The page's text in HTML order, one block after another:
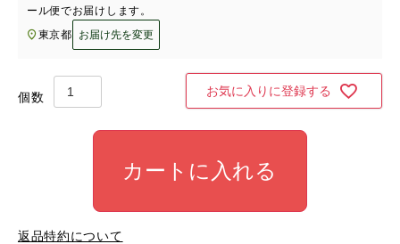
ール便でお届けします。
東京都
お届け先を変更
お気に入りに登録する
カートに入れる
返品特約について